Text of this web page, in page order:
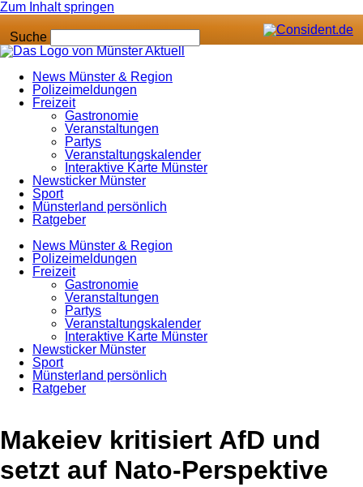
Zum Inhalt springen
Suche
News Münster & Region
Polizeimeldungen
Freizeit
Gastronomie
Veranstaltungen
Partys
Veranstaltungskalender
Interaktive Karte Münster
Newsticker Münster
Sport
Münsterland persönlich
Ratgeber
News Münster & Region
Polizeimeldungen
Freizeit
Gastronomie
Veranstaltungen
Partys
Veranstaltungskalender
Interaktive Karte Münster
Newsticker Münster
Sport
Münsterland persönlich
Ratgeber
Anzeige
Makeiev kritisiert AfD und
setzt auf Nato-Perspektive